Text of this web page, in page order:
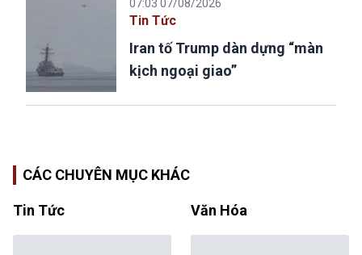
07:03 07/08/2026
Tin Tức
Iran tố Trump dàn dựng “màn
kịch ngoại giao”
CÁC CHUYÊN MỤC KHÁC
Tin Tức Văn Hóa